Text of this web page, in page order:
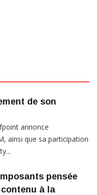
de son
annonce
ainsi que sa participation
pensée
à la